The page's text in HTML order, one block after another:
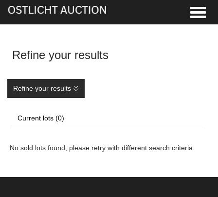
Refine your results
Refine your results
Current lots (0)
No sold lots found, please retry with different search criteria.